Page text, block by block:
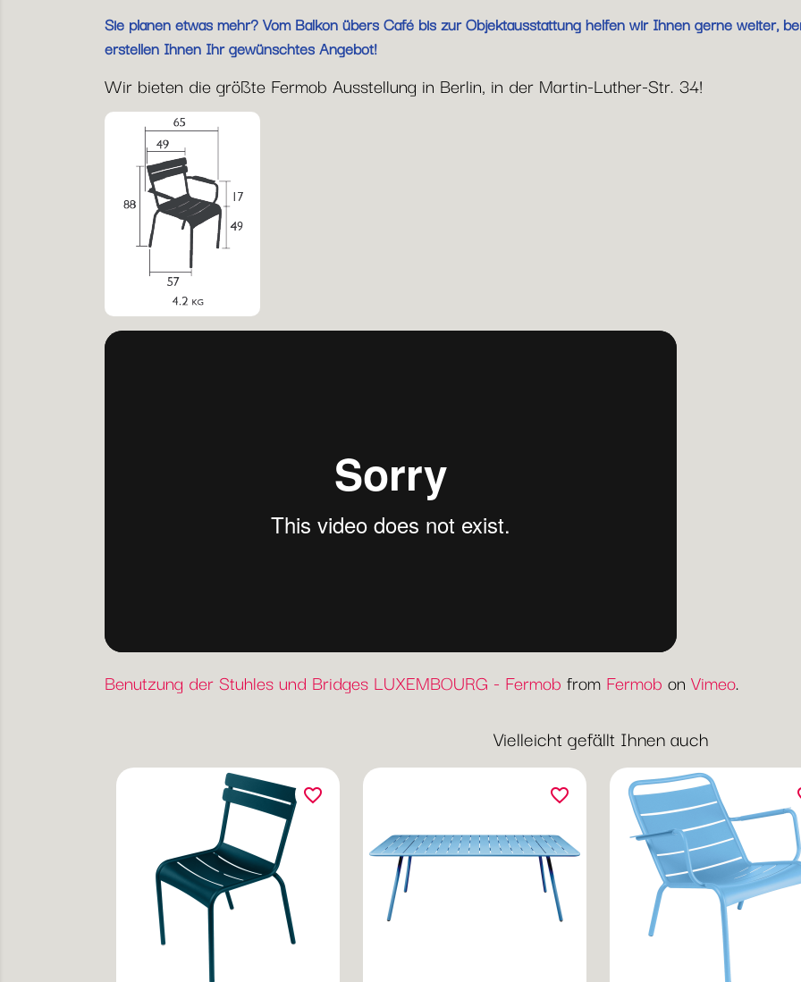
Sie planen etwas mehr? Vom Balkon übers Café bis zur Objektausstattung helfen wir Ihnen gerne weiter,
erstellen Ihnen Ihr gewünschtes Angebot!
Wir bieten die größte Fermob Ausstellung in Berlin, in der Martin-Luther-Str. 34!
Benutzung der Stuhles und Bridges LUXEMBOURG - Fermob from Fermob on Vimeo.
Vielleicht gefällt Ihnen auch
favorite_border favorite_border